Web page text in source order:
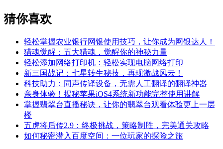
猜你喜欢
轻松掌握农业银行网银使用技巧，让你成为网银达人！
猎魂觉醒：五大猎魂，觉醒你的神秘力量
轻松添加网络打印机：轻松实现电脑网络打印
新三国战记：七星转生秘技，再现激战风云！
科技助力：同声传译设备，无需人工翻译的翻译神器
亲身体验！揭秘苹果iOS4系统新功能完整使用讲解
掌握翡翠台直播秘诀，让你的翡翠台观看体验更上一层
楼
五虎将后传2.9：终极挑战，策略制胜，完美通关攻略
如何秘密潜入百度空间：一位玩家的探险之旅